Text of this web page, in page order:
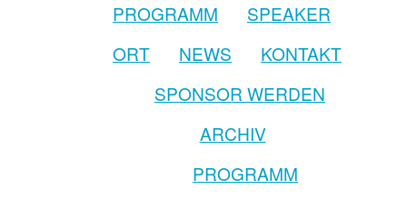
PROGRAMM
SPEAKER
ORT
NEWS
KONTAKT
SPONSOR WERDEN
ARCHIV
PROGRAMM